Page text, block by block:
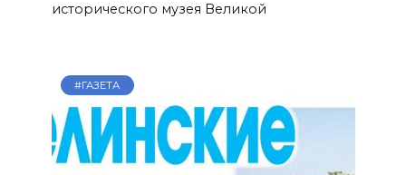
исторического музея Великой
#ГАЗЕТА